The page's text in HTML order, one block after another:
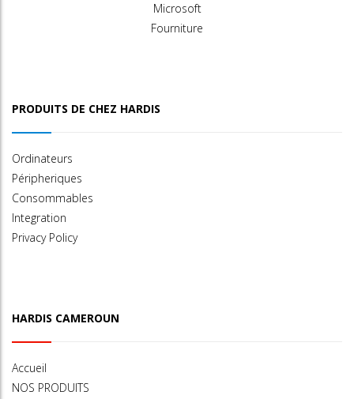
Microsoft
Fourniture
PRODUITS DE CHEZ HARDIS
Ordinateurs
Péripheriques
Consommables
Integration
Privacy Policy
HARDIS CAMEROUN
Accueil
NOS PRODUITS